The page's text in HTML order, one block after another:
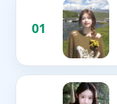
01